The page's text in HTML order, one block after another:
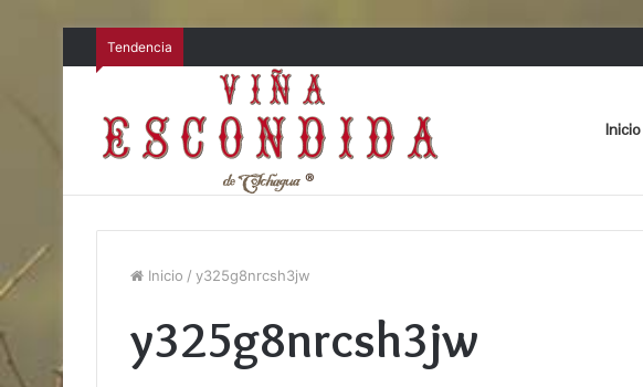
Tendencia
Inicio
Inicio / y325g8nrcsh3jw
y325g8nrcsh3jw